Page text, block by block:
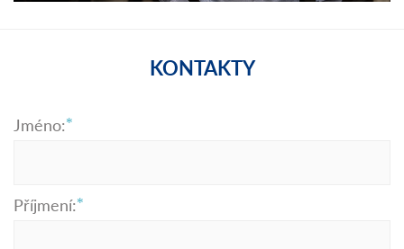
KONTAKTY
Jméno:
Příjmení: